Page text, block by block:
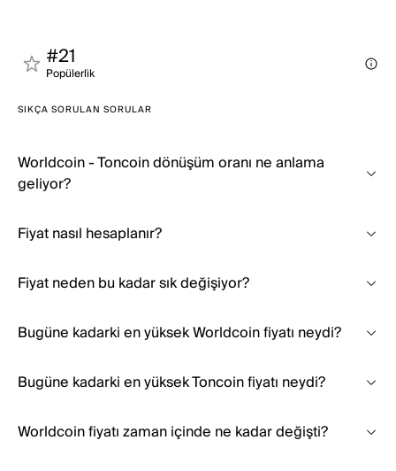
#21
Popülerli̇k
SIKÇA SORULAN SORULAR
Worldcoin - Toncoin dönüşüm oranı ne anlama
geliyor?
Fiyat nasıl hesaplanır?
Fiyat neden bu kadar sık değişiyor?
Bugüne kadarki en yüksek Worldcoin fiyatı neydi?
Bugüne kadarki en yüksek Toncoin fiyatı neydi?
Worldcoin fiyatı zaman içinde ne kadar değişti?